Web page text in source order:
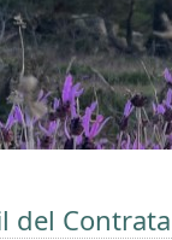
del